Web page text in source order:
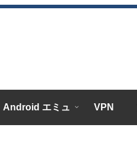
Android エミュ VPN